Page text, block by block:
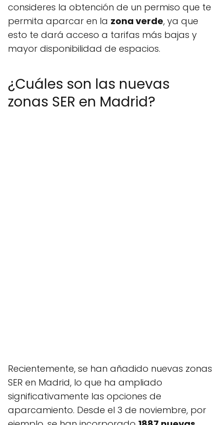
consideres la obtención de un permiso que te
permita aparcar en la zona verde, ya que
esto te dará acceso a tarifas más bajas y
mayor disponibilidad de espacios.
¿Cuáles son las nuevas
zonas SER en Madrid?
Recientemente, se han añadido nuevas zonas
SER en Madrid, lo que ha ampliado
significativamente las opciones de
aparcamiento. Desde el 3 de noviembre, por